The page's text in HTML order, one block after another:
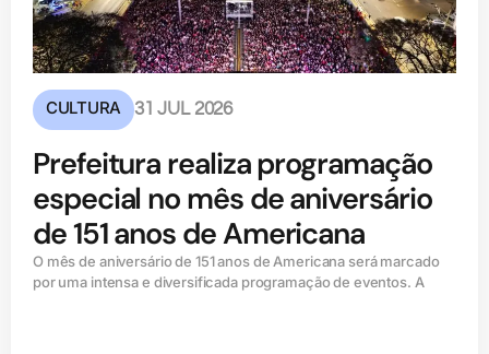
CULTURA 31 JUL 2026
Prefeitura realiza programação
especial no mês de aniversário
de 151 anos de Americana
O mês de aniversário de 151 anos de Americana será marcado
por uma intensa e diversificada programação de eventos. A